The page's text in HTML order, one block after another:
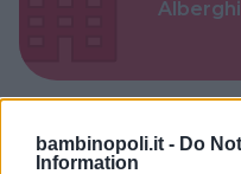
bambinopoli.it - Do
Information
Alberghi